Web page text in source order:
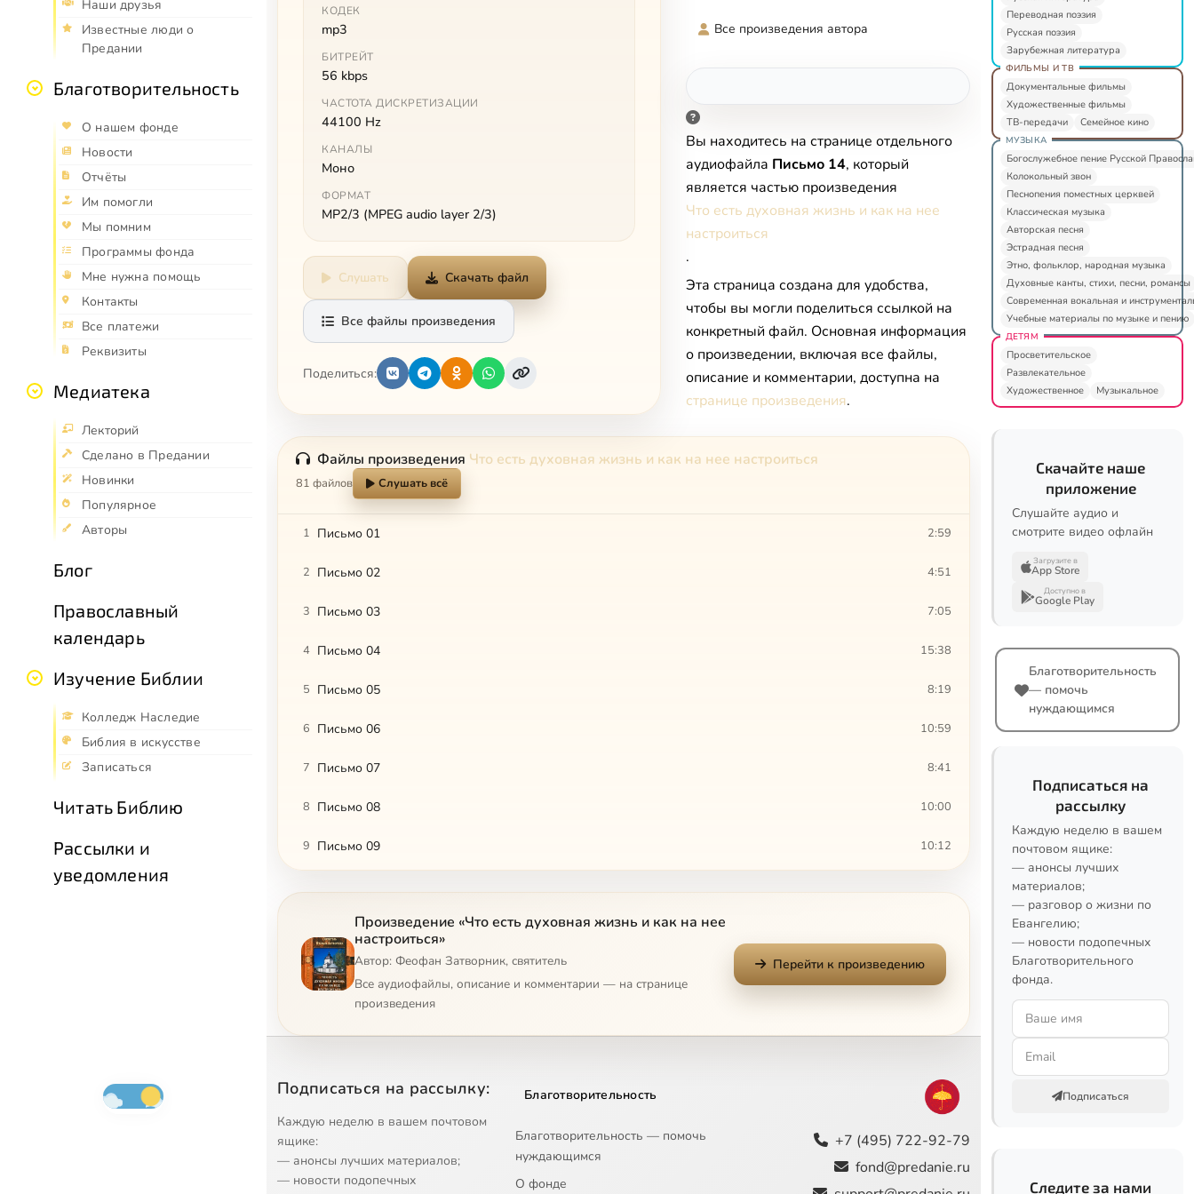
Наши друзья
Известные люди о
Предании
Благотворительность
О нашем фонде
Новости
Отчёты
Им помогли
Мы помним
Программы фонда
Мне нужна помощь
Контакты
Все платежи
Реквизиты
Медиатека
Лекторий
Сделано в Предании
Новинки
Популярное
Авторы
Блог
Православный
календарь
Изучение Библии
Колледж Наследие
Библия в искусстве
Записаться
Читать Библию
Рассылки и
уведомления
КОДЕК
mp3
БИТРЕЙТ
56 kbps
ЧАСТОТА ДИСКРЕТИЗАЦИИ
44100 Hz
КАНАЛЫ
Моно
ФОРМАТ
MP2/3 (MPEG audio layer 2/3)
Слушать Скачать файл
Все файлы произведения
Поделиться:
Все произведения автора
Вы находитесь на странице отдельного
аудиофайла Письмо 14, который
является частью произведения
Что есть духовная жизнь и как на нее
настроиться
.
Эта страница создана для удобства,
чтобы вы могли поделиться ссылкой на
конкретный файл. Основная информация
о произведении, включая все файлы,
описание и комментарии, доступна на
странице произведения.
Файлы произведения Что есть духовная жизнь и как на нее настроиться
81 файлов Слушать всё
1 Письмо 01 2:59
2 Письмо 02 4:51
3 Письмо 03 7:05
4 Письмо 04 15:38
5 Письмо 05 8:19
6 Письмо 06 10:59
7 Письмо 07 8:41
8 Письмо 08 10:00
9 Письмо 09 10:12
Письмо 11
12 Письмо 12 12:41
Письмо 13
14 Письмо 14 7:27 Сейчас
6:41
16 Письмо 16 10:31
17 Письмо 17 7:31
Произведение «Что есть духовная жизнь и как на нее
настроиться»
Автор: Феофан Затворник, святитель
Все аудиофайлы, описание и комментарии — на странице
произведения
Перейти к произведению
Подписаться на рассылку:
Каждую неделю в вашем почтовом
ящике:
— анонсы лучших материалов;
— новости подопечных
Благотворительность
Благотворительность — помочь
нуждающимся
О фонде
+7 (495) 722-92-79
fond@predanie.ru
Переводная поэзия
Русская поэзия
Зарубежная литература
ФИЛЬМЫ И ТВ
Документальные фильмы
Художественные фильмы
ТВ-передачи
Семейное кино
МУЗЫКА
Богослужебное пение Русской
Колокольный звон
Песнопения поместных церквей
Классическая музыка
Авторская песня
Эстрадная песня
Этно, фольклор, народная музыка
Духовные канты, стихи, песни, романсы
Современная вокальная и
Учебные материалы по музыке и пению
ДЕТЯМ
Просветительское
Развлекательное
Художественное
Музыкальное
Скачайте наше
приложение
Слушайте аудио и
смотрите видео офлайн
Загрузите в
App Store
Доступно в
Google Play
Благотворительность
— помочь
нуждающимся
Подписаться на
рассылку
Каждую неделю в вашем
почтовом ящике:
— анонсы лучших
материалов;
— разговор о жизни по
Евангелию;
— новости подопечных
Благотворительного
фонда.
Подписаться
Следите за нами